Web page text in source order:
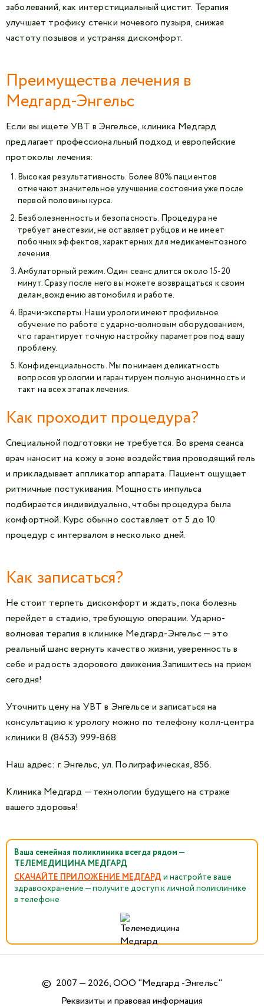
заболеваний, как интерстициальный цистит. Терапия
улучшает трофику стенки мочевого пузыря, снижая
частоту позывов и устраняя дискомфорт.
Преимущества лечения в
Медгард-Энгельс
Если вы ищете УВТ в Энгельсе, клиника Медгард
предлагает профессиональный подход и европейские
протоколы лечения:
Высокая результативность. Более 80% пациентов
отмечают значительное улучшение состояния уже после
первой половины курса.
Безболезненность и безопасность. Процедура не
требует анестезии, не оставляет рубцов и не имеет
побочных эффектов, характерных для медикаментозного
лечения.
Амбулаторный режим. Один сеанс длится около 15-20
минут. Сразу после него вы можете возвращаться к своим
делам, вождению автомобиля и работе.
Врачи-эксперты. Наши урологи имеют профильное
обучение по работе с ударно-волновым оборудованием,
что гарантирует точную настройку параметров под вашу
проблему.
Конфиденциальность. Мы понимаем деликатность
вопросов урологии и гарантируем полную анонимность и
такт на всех этапах лечения.
Как проходит процедура?
Специальной подготовки не требуется. Во время сеанса
врач наносит на кожу в зоне воздействия проводящий гель
и прикладывает аппликатор аппарата. Пациент ощущает
ритмичные постукивания. Мощность импульса
подбирается индивидуально, чтобы процедура была
комфортной. Курс обычно составляет от 5 до 10
процедур с интервалом в несколько дней.
Как записаться?
Не стоит терпеть дискомфорт и ждать, пока болезнь
перейдет в стадию, требующую операции. Ударно-
волновая терапия в клинике Медгард-Энгельс — это
реальный шанс вернуть качество жизни, уверенность в
себе и радость здорового движения.Запишитесь на прием
сегодня!
Уточнить цену на УВТ в Энгельсе и записаться на
консультацию к урологу можно по телефону колл-центра
клиники 8 (8453) 999-868.
Наш адрес: г. Энгельс, ул. Полиграфическая, 85б.
Клиника Медгард — технологии будущего на страже
вашего здоровья!
Ваша семейная поликлиника всегда рядом —
ТЕЛЕМЕДИЦИНА МЕДГАРД
СКАЧАЙТЕ ПРИЛОЖЕНИЕ МЕДГАРД и настройте ваше
здравоохранение — получите доступ к личной поликлинике
в телефоне
© 2007 — 2026, ООО "Медгард -Энгельс"
Реквизиты и правовая информация